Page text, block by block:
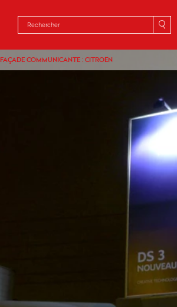
FAÇADE COMMUNICANTE : CITROËN